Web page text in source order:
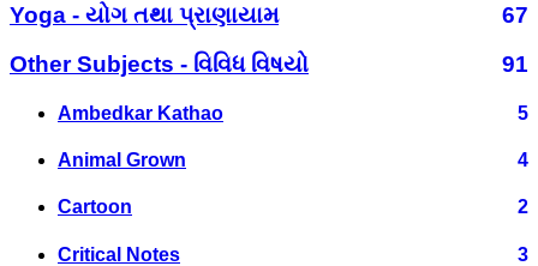
Yoga - યોગ તથા પ્રાણાયામ
67
Other Subjects - વિવિધ વિષયો
91
Ambedkar Kathao 5
Animal Grown 4
Cartoon 2
Critical Notes 3